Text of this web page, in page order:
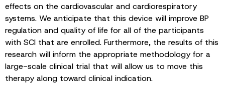
effects on the cardiovascular and cardiorespiratory
systems. We anticipate that this device will improve BP
regulation and quality of life for all of the participants
with SCI that are enrolled. Furthermore, the results of this
research will inform the appropriate methodology for a
large-scale clinical trial that will allow us to move this
therapy along toward clinical indication.